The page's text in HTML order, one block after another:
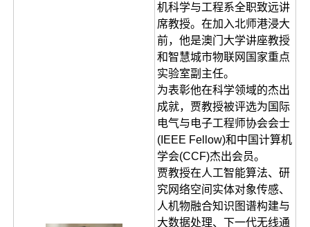
机科学与工程系全职致远讲
席教授。在加入北师港浸大
前，他是澳门大学讲座教授
和智慧城市物联网国家重点
实验室副主任。
为表彰他在科学领域的杰出
成就，贾教授被评选为国际
电气与电子工程师协会会士
(IEEE Fellow)和中国计算机
学会(CCF)杰出会员。
贾教授在人工智能算法、研
究网络空间实体对象传感、
人机物融合知识图谱构建与
大数据处理、下一代无线通